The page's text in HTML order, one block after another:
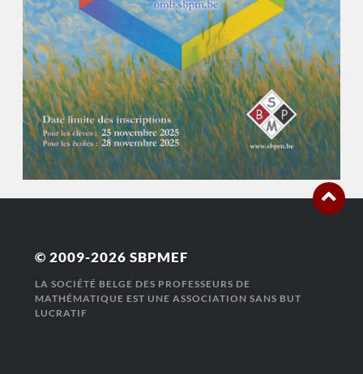
© 2009-2026 SBPMEF
LA SOCIÉTÉ BELGE DES PROFESSEURS DE
MATHÉMATIQUE EST UNE ASSOCIATION SANS BUT
LUCRATIF